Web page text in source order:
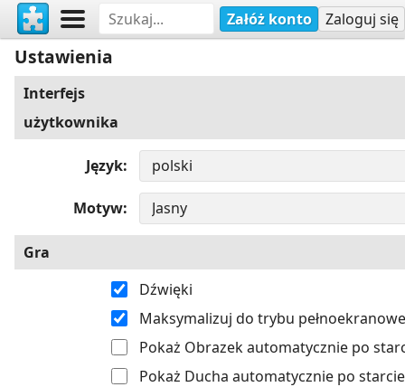
Załóż konto Zaloguj się
Ustawienia
Interfejs
użytkownika
Język
Motyw
Gra
Dźwięki
Maksymalizuj do trybu
Pokaż Obrazek automatycznie po
Pokaż Ducha automatycznie po starcie